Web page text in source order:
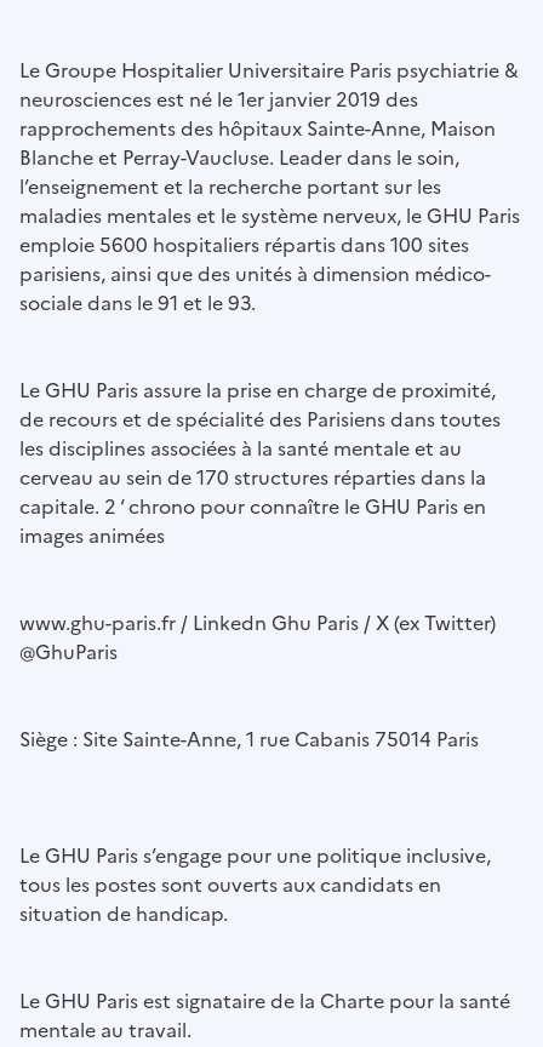
Le Groupe Hospitalier Universitaire Paris psychiatrie &
neurosciences est né le 1er janvier 2019 des
rapprochements des hôpitaux Sainte-Anne, Maison
Blanche et Perray-Vaucluse. Leader dans le soin,
l’enseignement et la recherche portant sur les
maladies mentales et le système nerveux, le GHU Paris
emploie 5600 hospitaliers répartis dans 100 sites
parisiens, ainsi que des unités à dimension médico-
sociale dans le 91 et le 93.
Le GHU Paris assure la prise en charge de proximité,
de recours et de spécialité des Parisiens dans toutes
les disciplines associées à la santé mentale et au
cerveau au sein de 170 structures réparties dans la
capitale. 2 ‘ chrono pour connaître le GHU Paris en
images animées
www.ghu-paris.fr / Linkedn Ghu Paris / X (ex Twitter)
@GhuParis
Siège : Site Sainte-Anne, 1 rue Cabanis 75014 Paris
Le GHU Paris s’engage pour une politique inclusive,
tous les postes sont ouverts aux candidats en
situation de handicap.
Le GHU Paris est signataire de la Charte pour la santé
mentale au travail.